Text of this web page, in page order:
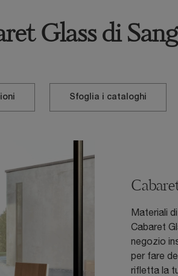
Glass di
Sfoglia i cataloghi
Materiali
Cabaret
negozio
per fare
rifletta la